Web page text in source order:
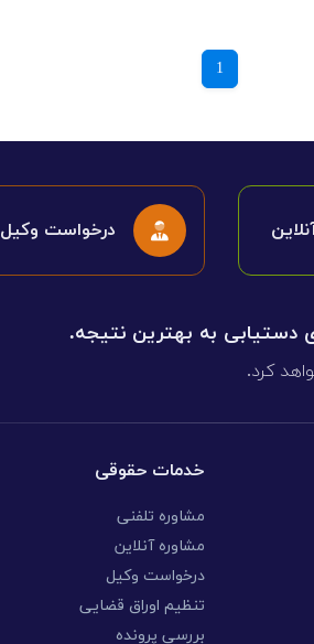
1
درخواست وکیل
دستیابی به بهترین نتیجه.
کرد.
خدمات حقوقی
مشاوره تلفنی
مشاوره آنلاین
درخواست وکیل
تنظیم اوراق قضایی
بررسی پرونده